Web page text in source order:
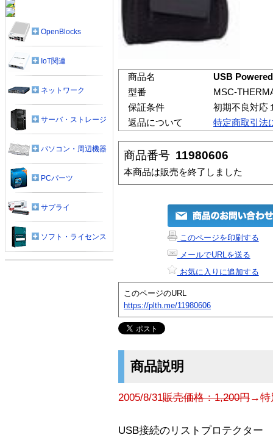
商品名
USB
型番
MSC-
保証条件
初期不良対応
返品について
特定商取引法
商品番号 11980606
本商品は販売を終了しました
このページを印刷する
メールでURLを送る
お気に入りに追加する
このページのURL
https://plth.me/11980606
商品説明
2005/8/31販売価格：1,200円→特
USB接続のリストプロテクター
OpenBlocks
IoT関連
ネットワーク
サーバ・ストレージ
パソコン・周辺機器
PCパーツ
サプライ
ソフト・ライセンス